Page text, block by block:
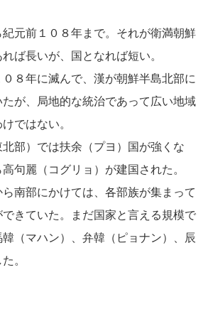
元前１０８年まで。それが衛満朝鮮
ば長いが、国となれば短い。
８年に滅んで、漢が朝鮮半島北部に
が、局地的な統治であって広い地域
ではない。
部）では扶余（プヨ）国が強くな
句麗（コグリョ）が建国された。
南部にかけては、各部族が集まって
きていた。まだ国家と言える規模で
（マハン）、弁韓（ピョナン）、辰
。